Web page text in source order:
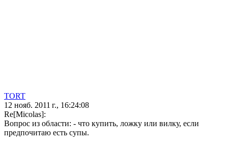
TORT
12 нояб. 2011 г., 16:24:08
Re[Micolas]:
Вопрос из области: - что купить, ложку или вилку, если
предпочитаю есть супы.